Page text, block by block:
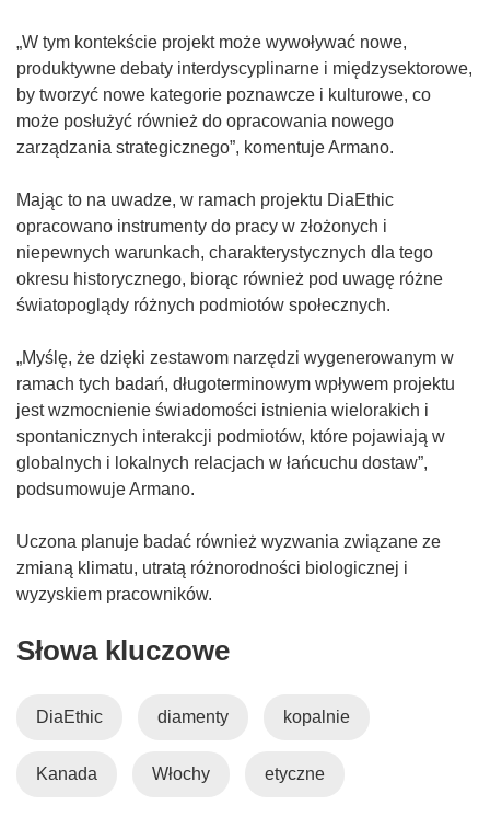
„W tym kontekście projekt może wywoływać nowe,
produktywne debaty interdyscyplinarne i międzysektorowe,
by tworzyć nowe kategorie poznawcze i kulturowe, co
może posłużyć również do opracowania nowego
zarządzania strategicznego”, komentuje Armano.
Mając to na uwadze, w ramach projektu DiaEthic
opracowano instrumenty do pracy w złożonych i
niepewnych warunkach, charakterystycznych dla tego
okresu historycznego, biorąc również pod uwagę różne
światopoglądy różnych podmiotów społecznych.
„Myślę, że dzięki zestawom narzędzi wygenerowanym w
ramach tych badań, długoterminowym wpływem projektu
jest wzmocnienie świadomości istnienia wielorakich i
spontanicznych interakcji podmiotów, które pojawiają w
globalnych i lokalnych relacjach w łańcuchu dostaw”,
podsumowuje Armano.
Uczona planuje badać również wyzwania związane ze
zmianą klimatu, utratą różnorodności biologicznej i
wyzyskiem pracowników.
Słowa kluczowe
DiaEthic diamenty kopalnie
Kanada Włochy etyczne